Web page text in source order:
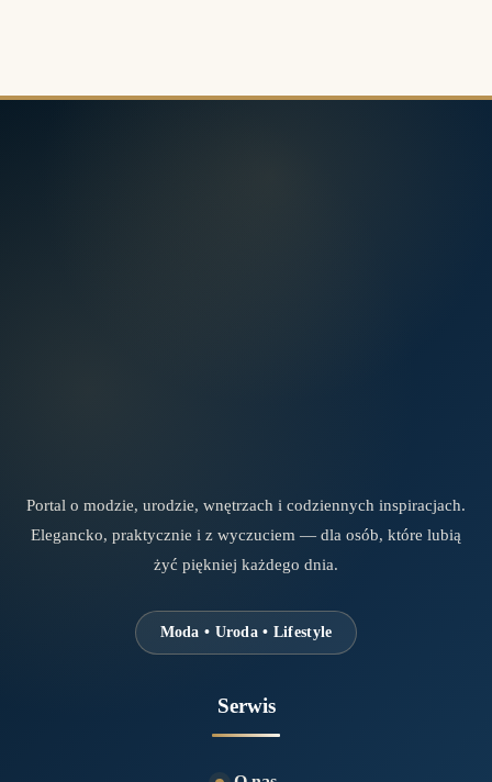
Portal o modzie, urodzie, wnętrzach i codziennych inspiracjach.
Elegancko, praktycznie i z wyczuciem — dla osób, które lubią
żyć piękniej każdego dnia.
Moda • Uroda • Lifestyle
Serwis